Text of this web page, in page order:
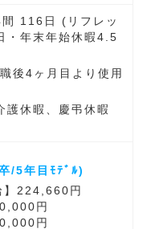
116日 (リフレッ
・年末年始休暇4.5
後4ヶ月目より使用
護休暇、慶弔休暇
/5年目ﾓﾃﾞﾙ)
】224,660円
円
円